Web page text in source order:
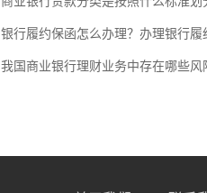
银行履约保函怎么办理？办理银行履
我国商业银行理财业务中存在哪些风